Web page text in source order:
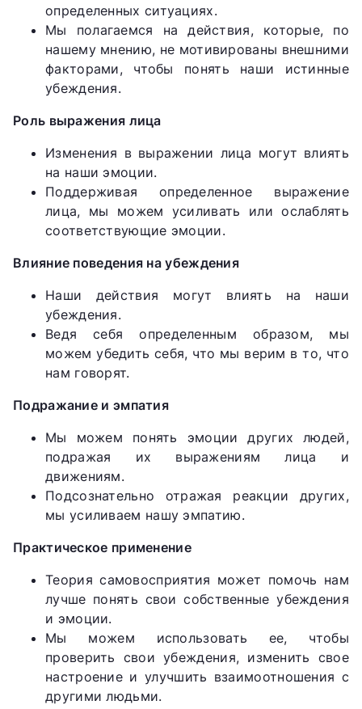
определенных ситуациях.
Мы полагаемся на действия, которые, по
нашему мнению, не мотивированы внешними
факторами, чтобы понять наши истинные
убеждения.
Роль выражения лица
Изменения в выражении лица могут влиять
на наши эмоции.
Поддерживая определенное выражение
лица, мы можем усиливать или ослаблять
соответствующие эмоции.
Влияние поведения на убеждения
Наши действия могут влиять на наши
убеждения.
Ведя себя определенным образом, мы
можем убедить себя, что мы верим в то, что
нам говорят.
Подражание и эмпатия
Мы можем понять эмоции других людей,
подражая их выражениям лица и
движениям.
Подсознательно отражая реакции других,
мы усиливаем нашу эмпатию.
Практическое применение
Теория самовосприятия может помочь нам
лучше понять свои собственные убеждения
и эмоции.
Мы можем использовать ее, чтобы
проверить свои убеждения, изменить свое
настроение и улучшить взаимоотношения с
другими людьми.